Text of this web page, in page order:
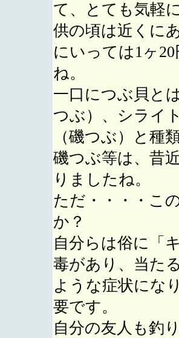
て、とても気軽
供の頃は近くに
にいっては1ヶ
ね。
一口につぶ貝と
つぶ）、シライ
（磯つぶ）と種
磯つぶ等は、昔
りましたね。
ただ・・・・こ
か？
自分らは俗に「
毒があり、当た
ような症状にな
要です。
自分の友人も釣